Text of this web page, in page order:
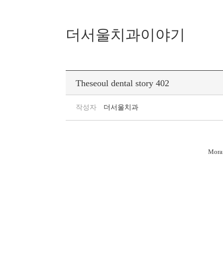
더서울치과이야기
Theseoul dental story 402
작성자 더서울치과